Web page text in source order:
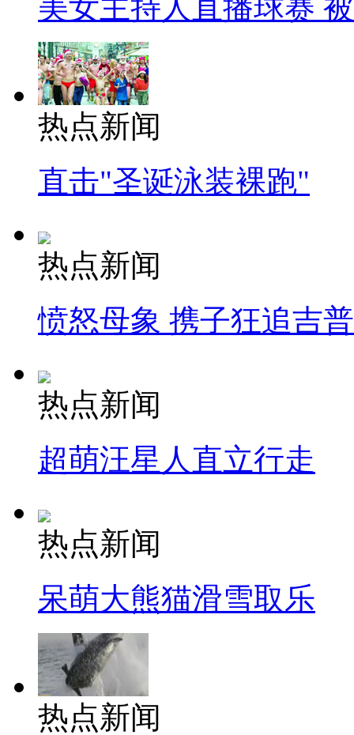
美女主持人直播球赛
热点新闻
直击"圣诞泳装裸跑"
热点新闻
愤怒母象 携子狂追吉
热点新闻
超萌汪星人直立行走
热点新闻
呆萌大熊猫滑雪取乐
热点新闻